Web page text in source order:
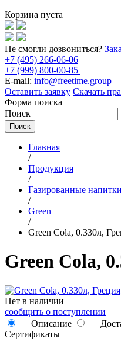
Корзина пуста
Не смогли дозвониться?
+7 (495) 266-06-06
+7 (999) 800-00-85
E-mail: info@freetime.group
Оставить заявку Скачать
Форма поиска
Поиск
Главная
/
Продукция
/
Газированные напитки
/
Green
/
Green Cola, 0.330л,
Green Cola,
Нет в наличии
сообщить о поступлении
Описание
Сертификаты